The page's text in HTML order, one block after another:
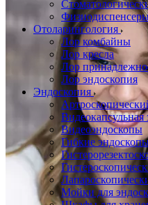
Отоларингология
Лор комбайны
Лор кресла
Лор
Лор эндоскопия
Эндоскопия
Видеокапсульная
Видеоэндоскопы
Гибкие
Мойки для